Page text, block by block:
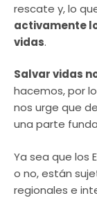
rescate y, lo
activamente
vidas.
Salvar vidas
hacemos, por
nos urge que
una parte
Ya sea que los
o no, están
regionales e